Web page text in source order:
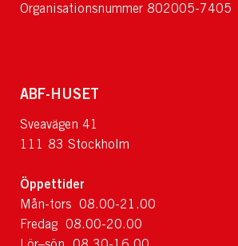
Organisationsnummer 802005-7405
ABF-HUSET
Sveavägen 41
111 83 Stockholm
Öppettider
Mån-tors 08.00-21.00
Fredag 08.00-20.00